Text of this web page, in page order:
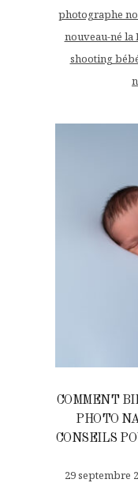
photographe
nouveau-né la
shooting
COMMENT
PHOTO
CONSEILS
29 septembre